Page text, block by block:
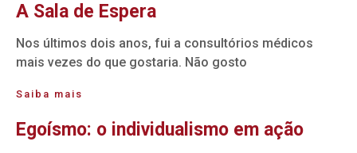
A Sala de Espera
Nos últimos dois anos, fui a consultórios médicos
mais vezes do que gostaria. Não gosto
Saiba mais
Egoísmo: o individualismo em ação